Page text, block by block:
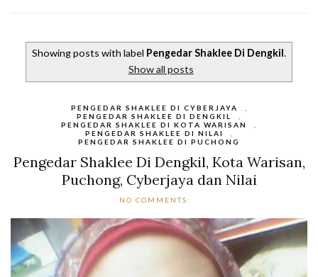
Showing posts with label Pengedar Shaklee Di Dengkil.
Show all posts
PENGEDAR SHAKLEE DI CYBERJAYA
PENGEDAR SHAKLEE DI DENGKIL
PENGEDAR SHAKLEE DI KOTA WARISAN
PENGEDAR SHAKLEE DI NILAI
PENGEDAR SHAKLEE DI PUCHONG
Pengedar Shaklee Di Dengkil, Kota Warisan,
Puchong, Cyberjaya dan Nilai
NO COMMENTS: